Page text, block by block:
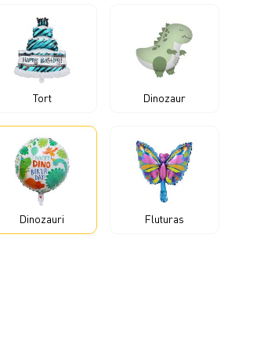
Tort Dinozaur
Dinozauri Fluturas